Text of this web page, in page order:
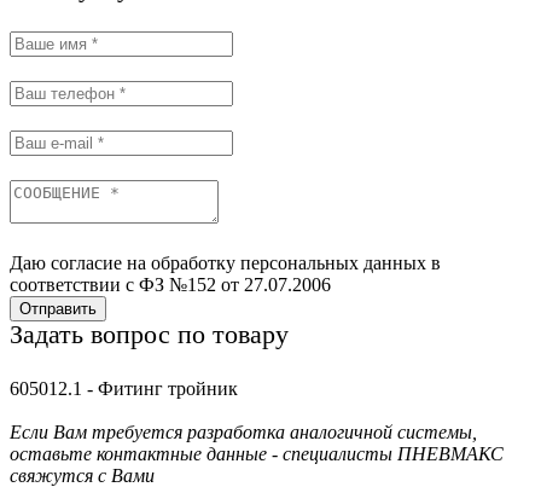
Даю согласие на обработку персональных данных в
соответствии с ФЗ №152 от 27.07.2006
Отправить
Задать вопрос по товару
605012.1 - Фитинг тройник
Если Вам требуется разработка аналогичной системы,
оставьте контактные данные - специалисты ПНЕВМАКС
свяжутся с Вами